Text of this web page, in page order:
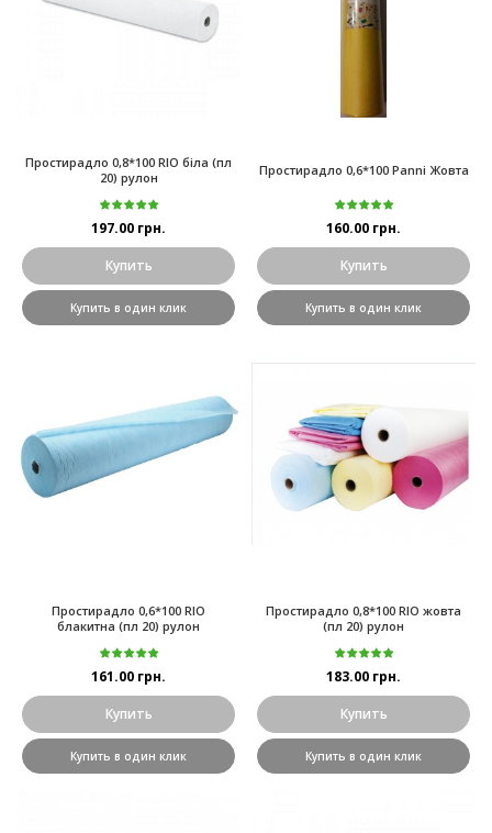
Простирадло 0,8*100 RIO біла (пл
20) рулон
197.00 грн.
Купить
Купить в один клик
Простирадло 0,6*100 Panni Жовта
160.00 грн.
Купить
Купить в один клик
Простирадло 0,6*100 RIO
блакитна (пл 20) рулон
161.00 грн.
Купить
Купить в один клик
Простирадло 0,8*100 RIO жовта
(пл 20) рулон
183.00 грн.
Купить
Купить в один клик